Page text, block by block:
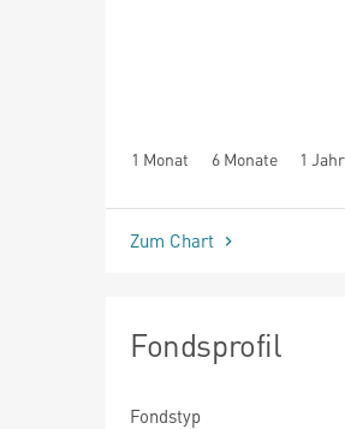
1 Monat 6 Monate 1 Jahr
seit Beginn
Zum Chart
Fondsprofil
Fondstyp